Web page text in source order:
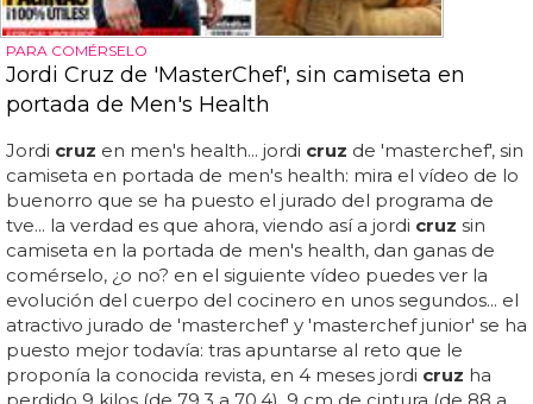
PARA COMÉRSELO
Jordi Cruz de 'MasterChef', sin camiseta en
portada de Men's Health
Jordi cruz en men's health... jordi cruz de 'masterchef', sin
camiseta en portada de men's health: mira el vídeo de lo
buenorro que se ha puesto el jurado del programa de
tve... la verdad es que ahora, viendo así a jordi cruz sin
camiseta en la portada de men's health, dan ganas de
comérselo, ¿o no? en el siguiente vídeo puedes ver la
evolución del cuerpo del cocinero en unos segundos... el
atractivo jurado de 'masterchef' y 'masterchef junior' se ha
puesto mejor todavía: tras apuntarse al reto que le
proponía la conocida revista, en 4 meses jordi cruz ha